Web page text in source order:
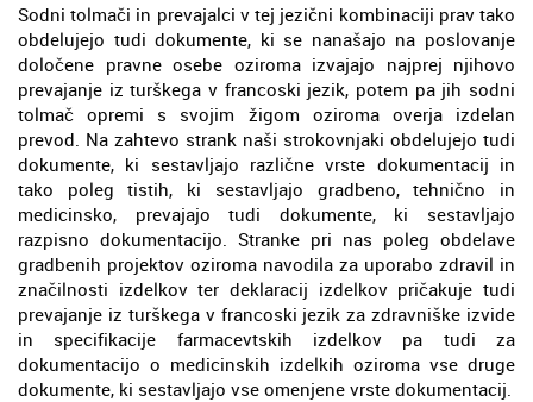
Sodni tolmači in prevajalci v tej jezični kombinaciji prav tako
obdelujejo tudi dokumente, ki se nanašajo na poslovanje
določene pravne osebe oziroma izvajajo najprej njihovo
prevajanje iz turškega v francoski jezik, potem pa jih sodni
tolmač opremi s svojim žigom oziroma overja izdelan
prevod. Na zahtevo strank naši strokovnjaki obdelujejo tudi
dokumente, ki sestavljajo različne vrste dokumentacij in
tako poleg tistih, ki sestavljajo gradbeno, tehnično in
medicinsko, prevajajo tudi dokumente, ki sestavljajo
razpisno dokumentacijo. Stranke pri nas poleg obdelave
gradbenih projektov oziroma navodila za uporabo zdravil in
značilnosti izdelkov ter deklaracij izdelkov pričakuje tudi
prevajanje iz turškega v francoski jezik za zdravniške izvide
in specifikacije farmacevtskih izdelkov pa tudi za
dokumentacijo o medicinskih izdelkih oziroma vse druge
dokumente, ki sestavljajo vse omenjene vrste dokumentacij.